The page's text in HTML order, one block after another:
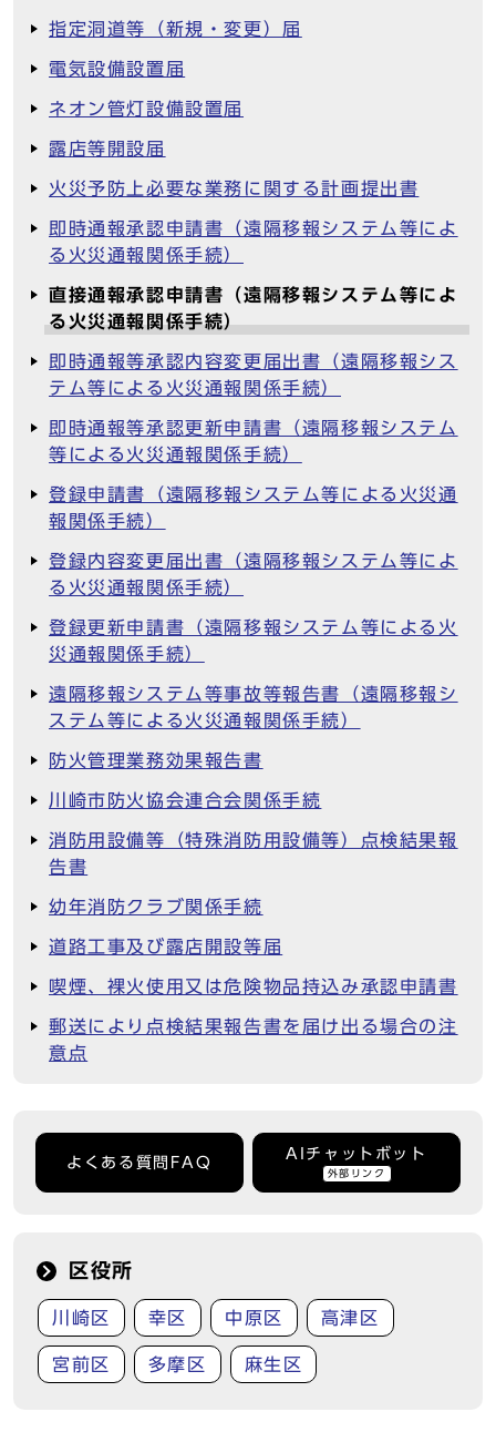
指定洞道等（新規・変更）届
電気設備設置届
ネオン管灯設備設置届
露店等開設届
火災予防上必要な業務に関する計画提出書
即時通報承認申請書（遠隔移報システム等によ
る火災通報関係手続）
直接通報承認申請書（遠隔移報システム等によ
る火災通報関係手続）
即時通報等承認内容変更届出書（遠隔移報シス
テム等による火災通報関係手続）
即時通報等承認更新申請書（遠隔移報システム
等による火災通報関係手続）
登録申請書（遠隔移報システム等による火災通
報関係手続）
登録内容変更届出書（遠隔移報システム等によ
る火災通報関係手続）
登録更新申請書（遠隔移報システム等による火
災通報関係手続）
遠隔移報システム等事故等報告書（遠隔移報シ
ステム等による火災通報関係手続）
防火管理業務効果報告書
川崎市防火協会連合会関係手続
消防用設備等（特殊消防用設備等）点検結果報
告書
幼年消防クラブ関係手続
道路工事及び露店開設等届
喫煙、裸火使用又は危険物品持込み承認申請書
郵送により点検結果報告書を届け出る場合の注
意点
よくある質問FAQ
AIチャットボット
外部リンク
区役所
川崎区 幸区 中原区 高津区
宮前区 多摩区 麻生区